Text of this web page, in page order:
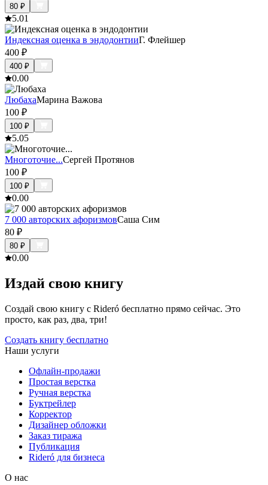
80 ₽
5.01
Индексная оценка в эндодонтииГ. Флейшер
400 ₽
400 ₽
0.00
ЛюбахаМарина Важова
100 ₽
100 ₽
5.05
Многоточие...Сергей Протянов
100 ₽
100 ₽
0.00
7 000 авторских афоризмовСаша Сим
80 ₽
80 ₽
0.00
Издай свою книгу
Создай свою книгу с Rideró бесплатно прямо сейчас. Это
просто, как раз, два, три!
Создать книгу бесплатно
Наши услуги
Офлайн-продажи
Простая верстка
Ручная верстка
Буктрейлер
Корректор
Дизайнер обложки
Заказ тиража
Публикация
Rideró для бизнеса
О нас